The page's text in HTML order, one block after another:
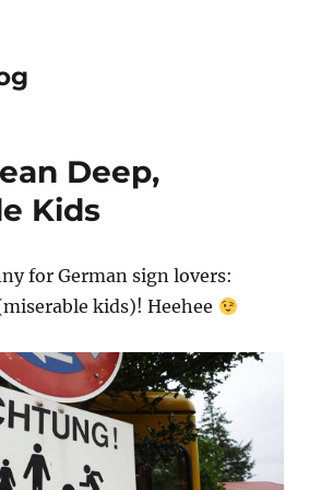
Deep,
Kids
for German sign lovers:
kids)! Heehee